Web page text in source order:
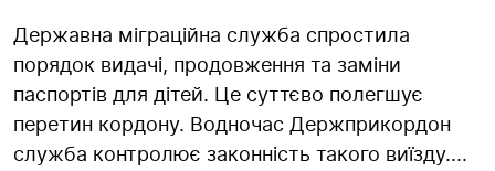
Державна міграційна служба спростила
порядок видачі, продовження та заміни
паспортів для дітей. Це суттєво полегшує
перетин кордону. Водночас Держприкордон
служба контролює законність такого виїзду....